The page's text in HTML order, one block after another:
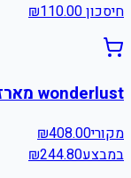
חיסכון ₪110.00
wonderlust מארז א.ד.פ
מקורי ₪408.00
במבצע
₪244.80